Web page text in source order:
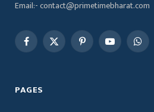
Email:- contact@primetimebharat.com
Facebook
X
PinterestYouTube
PAGES